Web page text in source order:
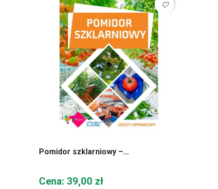
favorite_border
Pomidor szklarniowy –...
Cena
Cena: 39,00 zł